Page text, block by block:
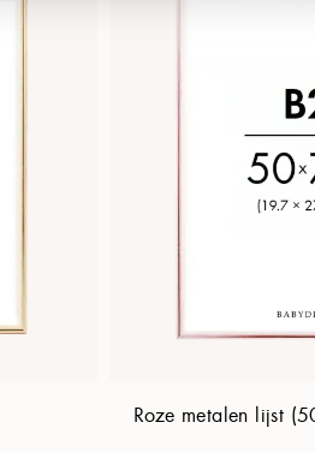
Roze metalen lijst